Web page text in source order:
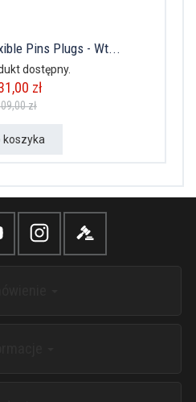
Pins Plugs - Wt...
dostępny.
zł
zł
koszyka